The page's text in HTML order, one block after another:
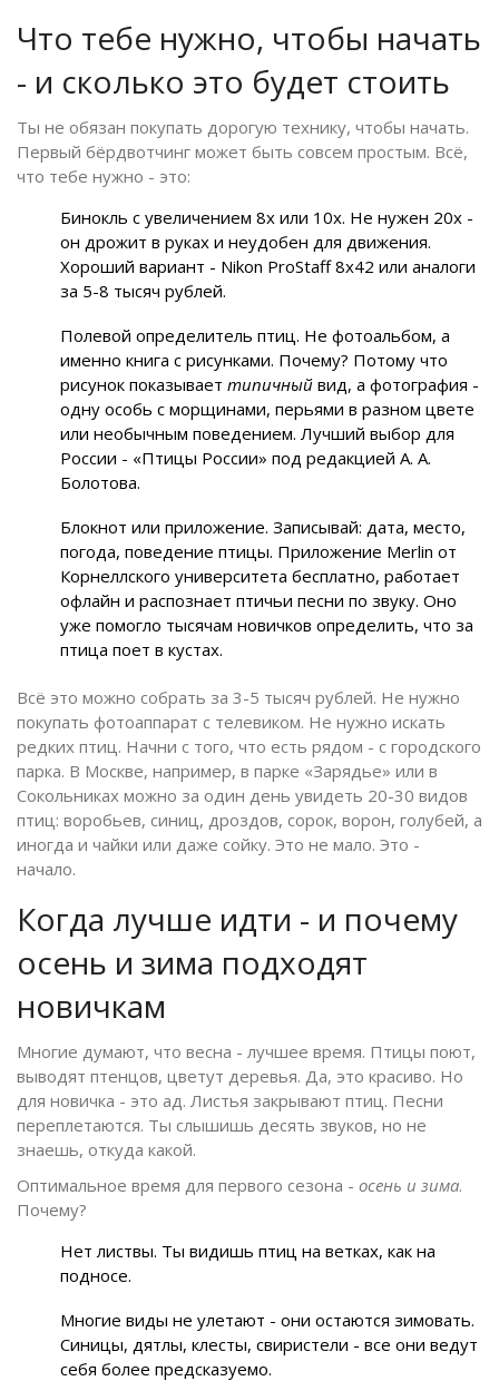
Что тебе нужно, чтобы начать
- и сколько это будет стоить
Ты не обязан покупать дорогую технику, чтобы начать.
Первый бёрдвотчинг может быть совсем простым. Всё,
что тебе нужно - это:
Бинокль с увеличением 8x или 10x. Не нужен 20x -
он дрожит в руках и неудобен для движения.
Хороший вариант - Nikon ProStaff 8x42 или аналоги
за 5-8 тысяч рублей.
Полевой определитель птиц. Не фотоальбом, а
именно книга с рисунками. Почему? Потому что
рисунок показывает типичный вид, а фотография -
одну особь с морщинами, перьями в разном цвете
или необычным поведением. Лучший выбор для
России - «Птицы России» под редакцией А. А.
Болотова.
Блокнот или приложение. Записывай: дата, место,
погода, поведение птицы. Приложение Merlin от
Корнеллского университета бесплатно, работает
офлайн и распознает птичьи песни по звуку. Оно
уже помогло тысячам новичков определить, что за
птица поет в кустах.
Всё это можно собрать за 3-5 тысяч рублей. Не нужно
покупать фотоаппарат с телевиком. Не нужно искать
редких птиц. Начни с того, что есть рядом - с городского
парка. В Москве, например, в парке «Зарядье» или в
Сокольниках можно за один день увидеть 20-30 видов
птиц: воробьев, синиц, дроздов, сорок, ворон, голубей, а
иногда и чайки или даже сойку. Это не мало. Это -
начало.
Когда лучше идти - и почему
осень и зима подходят
новичкам
Многие думают, что весна - лучшее время. Птицы поют,
выводят птенцов, цветут деревья. Да, это красиво. Но
для новичка - это ад. Листья закрывают птиц. Песни
переплетаются. Ты слышишь десять звуков, но не
знаешь, откуда какой.
Оптимальное время для первого сезона - осень и зима.
Почему?
Нет листвы. Ты видишь птиц на ветках, как на
подносе.
Многие виды не улетают - они остаются зимовать.
Синицы, дятлы, клесты, свиристели - все они ведут
себя более предсказуемо.